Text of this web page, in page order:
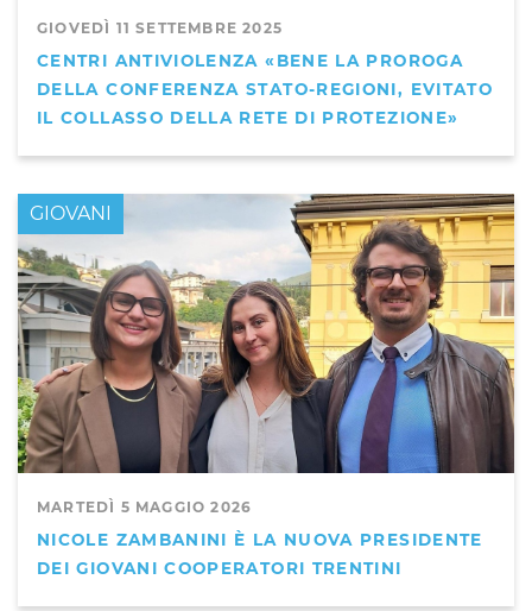
GIOVEDÌ 11 SETTEMBRE 2025
CENTRI ANTIVIOLENZA «BENE LA PROROGA
DELLA CONFERENZA STATO-REGIONI, EVITATO
IL COLLASSO DELLA RETE DI PROTEZIONE»
MARTEDÌ 5 MAGGIO 2026
NICOLE ZAMBANINI È LA NUOVA PRESIDENTE
DEI GIOVANI COOPERATORI TRENTINI
GIOVANI